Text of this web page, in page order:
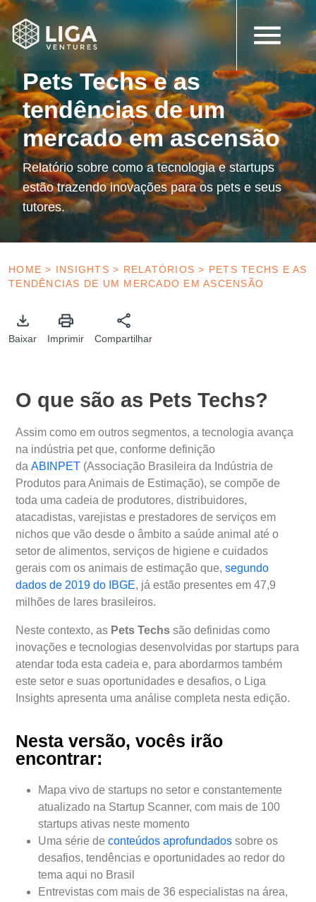
28 de junho de 2022
Relatórios
Pets Techs e as
tendências de um
mercado em ascensão
Relatório sobre como a tecnologia e startups
estão trazendo inovações para os pets e seus
tutores.
HOME > INSIGHTS > RELATÓRIOS > PETS TECHS E AS
TENDÊNCIAS DE UM MERCADO EM ASCENSÃO
Baixar Imprimir Compartilhar
O que são as Pets Techs?
Assim como em outros segmentos, a tecnologia avança
na indústria pet que, conforme definição
da ABINPET (Associação Brasileira da Indústria de
Produtos para Animais de Estimação), se compõe de
toda uma cadeia de produtores, distribuidores,
atacadistas, varejistas e prestadores de serviços em
nichos que vão desde o âmbito a saúde animal até o
setor de alimentos, serviços de higiene e cuidados
gerais com os animais de estimação que, segundo
dados de 2019 do IBGE, já estão presentes em 47,9
milhões de lares brasileiros.
Neste contexto, as Pets Techs são definidas como
inovações e tecnologias desenvolvidas por startups para
atendar toda esta cadeia e, para abordarmos também
este setor e suas oportunidades e desafios, o Liga
Insights apresenta uma análise completa nesta edição.
Nesta versão, vocês irão
encontrar:
Mapa vivo de startups no setor e constantemente
atualizado na Startup Scanner, com mais de 100
startups ativas neste momento
Uma série de conteúdos aprofundados sobre os
desafios, tendências e oportunidades ao redor do
tema aqui no Brasil
Entrevistas com mais de 36 especialistas na área,